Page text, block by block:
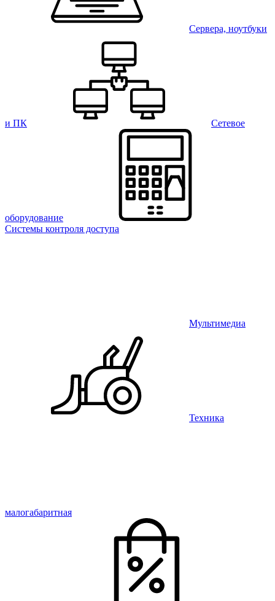
Сервера, ноутбуки
и ПК Сетевое
оборудование
Системы контроля доступа
Мультимедиа
Техника
малогабаритная